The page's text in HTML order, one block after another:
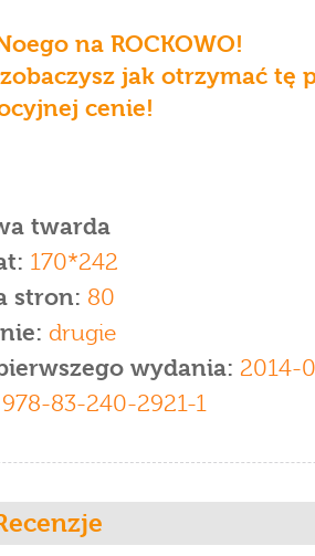
na ROCKOWO!
jak otrzymać tę
cenie!
twarda
170*242
stron: 80
drugie
wydania: 2014-
978-83-240-2921-1